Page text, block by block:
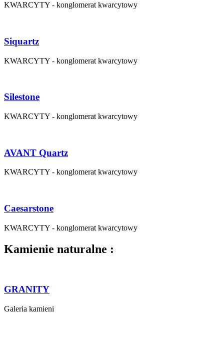
KWARCYTY - konglomerat kwarcytowy
Siquartz
KWARCYTY - konglomerat kwarcytowy
Silestone
KWARCYTY - konglomerat kwarcytowy
AVANT Quartz
KWARCYTY - konglomerat kwarcytowy
Caesarstone
KWARCYTY - konglomerat kwarcytowy
Kamienie naturalne :
GRANITY
Galeria kamieni